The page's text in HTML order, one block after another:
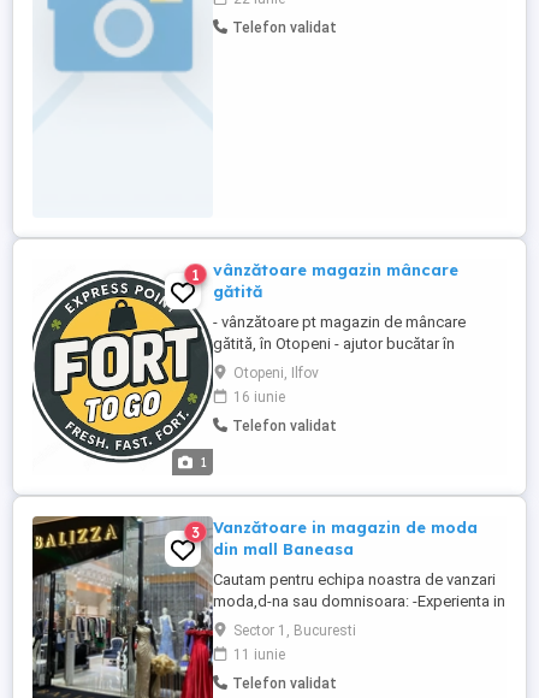
BAC), experienta in activitati similare. -
Calitati personale : aptitudine de invatare
Telefon validat
1
1
vânzătoare magazin mâncare
gătită
- vânzătoare pt magazin de mâncare
gătită, în Otopeni - ajutor bucătar în
Otopeni
Otopeni, Ilfov
16 iunie
Telefon validat
3
Vanzătoare in magazin de moda
din mall Baneasa
Cautam pentru echipa noastra de vanzari
moda,d-na sau domnisoara: -Experienta in
vanzari -Minim liceul cu bacalaureat; -
Atitudine pozitiva,energie buna si buna
dispozitie; -Abilitati de comunicare si
relationare; -Cunostinte de operare a
Sector 1, Bucuresti
11 iunie
Telefon validat